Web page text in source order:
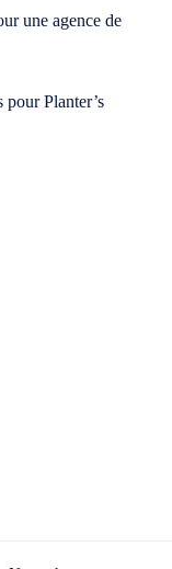
une agence de
Planter’s